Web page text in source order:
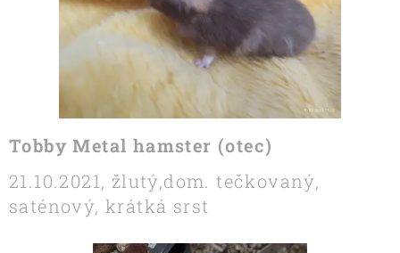
Tobby Metal hamster (otec)
21.10.2021, žlutý,dom. tečkovaný,
saténový, krátká srst